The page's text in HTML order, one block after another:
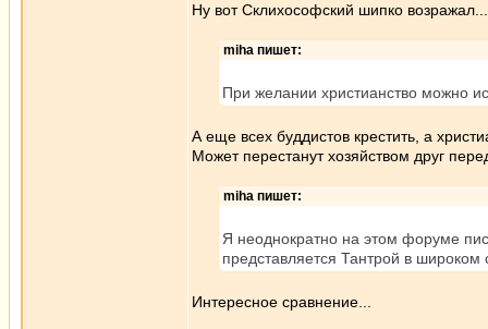
Ну вот Склихософский шипко
miha пишет:
При желании христианство можно
А еще всех буддистов крестить, а
Может перестанут хозяйством друг
miha пишет:
Я неоднократно на этом форуме
представляется Тантрой в широком
Интересное сравнение...